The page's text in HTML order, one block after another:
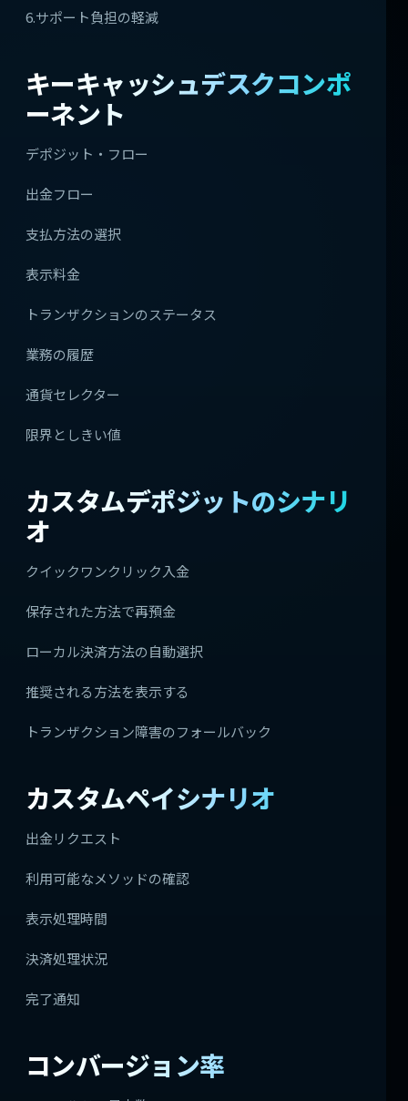
6.サポート負担の軽減
キーキャッシュデスクコンポ
ーネント
デポジット・フロー
出金フロー
支払方法の選択
表示料金
トランザクションのステータス
業務の履歴
通貨セレクター
限界としきい値
カスタムデポジットのシナリ
オ
クイックワンクリック入金
保存された方法で再預金
ローカル決済方法の自動選択
推奨される方法を表示する
トランザクション障害のフォールバック
カスタムペイシナリオ
出金リクエスト
利用可能なメソッドの確認
表示処理時間
決済処理状況
完了通知
コンバージョン率